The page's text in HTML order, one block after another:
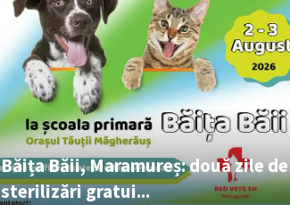
Băița Băii, Maramureș: două zile de
sterilizări gratui...